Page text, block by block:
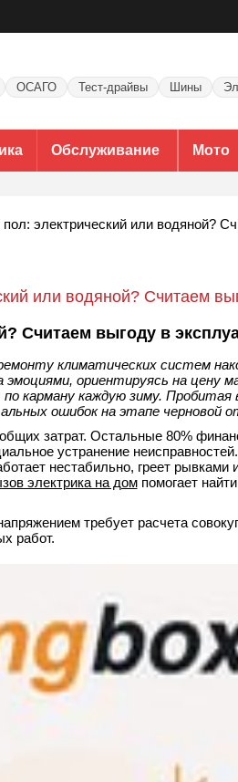
ОСАГО Тест-драйвы Шины
Обслуживание Мото
электрический или водяной?
или водяной? Считаем
Считаем выгоду в
климатических систем
ориентируясь на цену
карману каждую зиму. Пробитая
ошибок на этапе черновой
затрат. Остальные 80%
устранение
нестабильно, греет рывками
электрика на домпомогает
требует расчета
работ.